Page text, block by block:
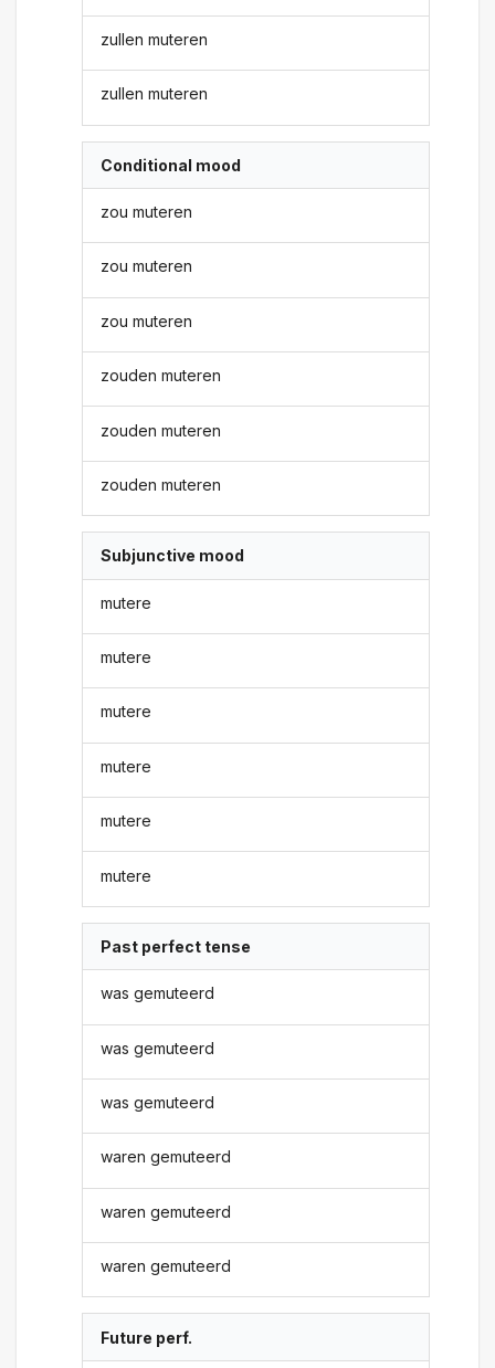
zullen muteren
zullen muteren
Conditional mood
zou muteren
zou muteren
zou muteren
zouden muteren
zouden muteren
zouden muteren
Subjunctive mood
mutere
mutere
mutere
mutere
mutere
mutere
Past perfect tense
was gemuteerd
was gemuteerd
was gemuteerd
waren gemuteerd
waren gemuteerd
waren gemuteerd
Future perf.